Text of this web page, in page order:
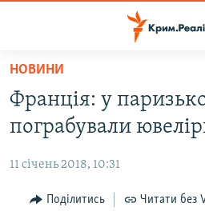
Перейти
основного
матеріалу
Перейти
до
навігації
ВОДА.КРИМ
ВІДЕО ТА ФОТО
ПОЛІТИКА
БЛОГИ
НОВИНИ
Франція: у
пограбували
11 січень 2018, 10:31
Поділитись Читати без